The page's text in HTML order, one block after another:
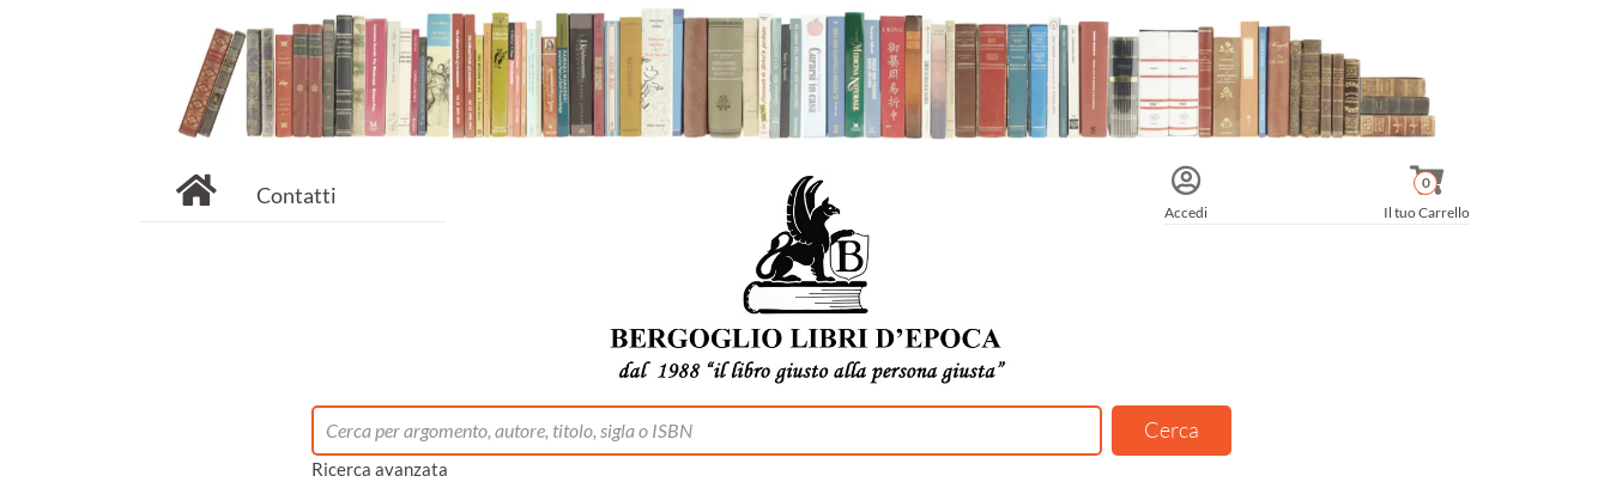
Contatti
Accedi Il tuo Carrello
0
Ricerca avanzata